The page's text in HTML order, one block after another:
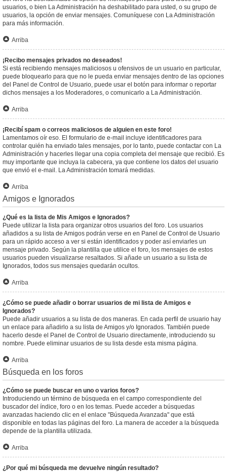
usuarios, o bien La Administración ha deshabilitado para usted, o su grupo de
usuarios, la opción de enviar mensajes. Comuníquese con La Administración
para más información.
Arriba
¡Recibo mensajes privados no deseados!
Si está recibiendo mensajes maliciosos u ofensivos de un usuario en particular,
puede bloquearlo para que no le pueda enviar mensajes dentro de las opciones
del Panel de Control de Usuario, puede usar el botón para informar o reportar
dichos mensajes a los Moderadores, o comunicarlo a La Administración.
Arriba
¡Recibí spam o correos maliciosos de alguien en este foro!
Lamentamos oír eso. El formulario de e-mail incluye identificadores para
controlar quién ha enviado tales mensajes, por lo tanto, puede contactar con La
Administración y hacerles llegar una copia completa del mensaje que recibió. Es
muy importante que incluya la cabecera, ya que contiene los datos del usuario
que envió el e-mail. La Administración tomará medidas.
Arriba
Amigos e Ignorados
¿Qué es la lista de Mis Amigos e Ignorados?
Puede utilizar la lista para organizar otros usuarios del foro. Los usuarios
añadidos a su lista de Amigos podrán verse en en Panel de Control de Usuario
para un rápido acceso a ver si están identificados y poder así enviarles un
mensaje privado. Según la plantilla que utilice el foro, los mensajes de estos
usuarios pueden visualizarse resaltados. Si añade un usuario a su lista de
Ignorados, todos sus mensajes quedarán ocultos.
Arriba
¿Cómo se puede añadir o borrar usuarios de mi lista de Amigos e
Ignorados?
Puede añadir usuarios a su lista de dos maneras. En cada perfil de usuario hay
un enlace para añadirlo a su lista de Amigos y/o Ignorados. También puede
hacerlo desde el Panel de Control de Usuario directamente, introduciendo su
nombre. Puede eliminar usuarios de su lista desde esta misma página.
Arriba
Búsqueda en los foros
¿Cómo se puede buscar en uno o varios foros?
Introduciendo un término de búsqueda en el campo correspondiente del
buscador del índice, foro o en los temas. Puede acceder a búsquedas
avanzadas haciendo clic en el enlace "Búsqueda Avanzada" que está
disponible en todas las páginas del foro. La manera de acceder a la búsqueda
depende de la plantilla utilizada.
Arriba
¿Por qué mi búsqueda me devuelve ningún resultado?